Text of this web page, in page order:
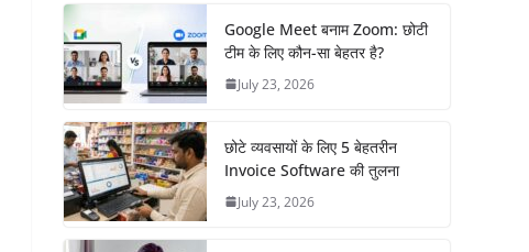
Google Meet बनाम Zoom: छोटी
टीम के लिए कौन-सा बेहतर है?
July 23, 2026
छोटे व्यवसायों के लिए 5 बेहतरीन
Invoice Software की तुलना
July 23, 2026